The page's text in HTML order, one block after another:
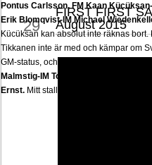
Pontus Carlsson, FM Kaan
Erik Blomqvist-IM Michael
Kücüksan kan absolut inte räknas
Tikkanen inte är med och kämpar om
GM-status, och Tikkanen är säkert
Malmstig-IM Tommy Andersson, IM
Ernst. Mitt stalltips är att Lindberg blir
jul
29
FIRST FIRST
August 2015